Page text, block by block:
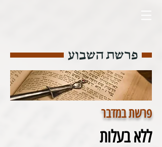
פרשת השבוע
פרשת במדבר
ללא בעלות